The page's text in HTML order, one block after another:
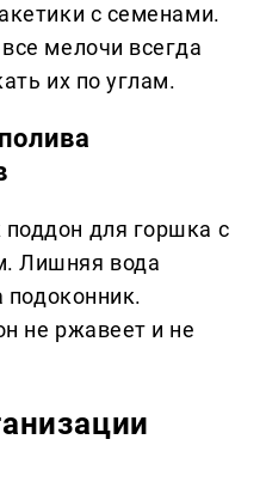
с семенами.
мелочи всегда
их по углам.
для горшка с
Лишняя вода
подоконник.
не ржавеет и не